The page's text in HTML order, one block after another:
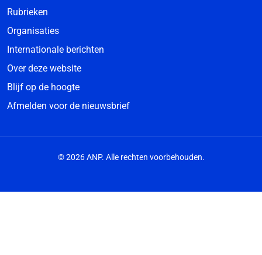
Rubrieken
Organisaties
Internationale berichten
Over deze website
Blijf op de hoogte
Afmelden voor de nieuwsbrief
© 2026 ANP. Alle rechten voorbehouden.